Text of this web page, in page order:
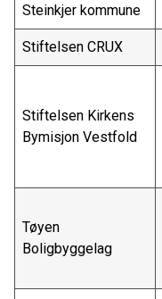
Steinkjer kommune
Stiftelsen CRUX
Stiftelsen Kirkens
Bymisjon Vestfold
Tøyen
Boligbyggelag